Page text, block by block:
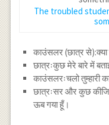
The troubled
काउंसलर (छात्र से):क्या
छात्रःकुछ मेरे बारे में
काउंसलरःचलो तुम्हारी
छात्रःसर और कुछ
ऊब गया हूँ।